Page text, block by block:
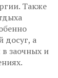
Также
а
заочных и